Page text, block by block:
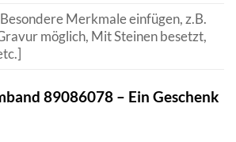
Merkmale einfügen, z.B.
möglich, Mit Steinen besetzt,
89086078 – Ein Geschenk